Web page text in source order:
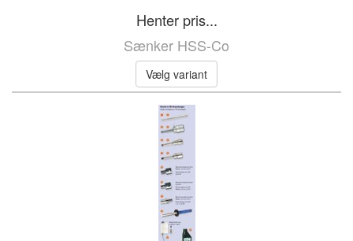
Henter pris...
Sænker HSS-Co
Vælg variant